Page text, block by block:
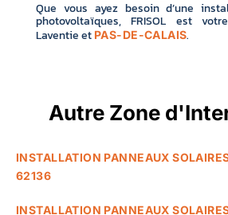
Que vous ayez besoin d’une
photovoltaïques, FRISOL est
Laventie et PAS-DE-CALAIS.
Autre Zone
INSTALLATION PANNEAUX
62136
INSTALLATION PANNEAUX